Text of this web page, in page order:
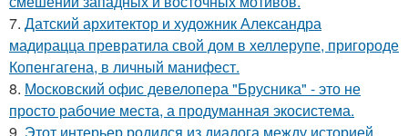
7. Датский архитектор и художник Александра
мадирацца превратила свой дом в хеллерупе, пригороде
Копенгагена, в личный манифест.
8. Московский офис девелопера "Брусника" - это не
просто рабочие места, а продуманная экосистема.